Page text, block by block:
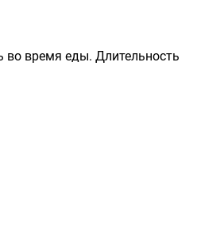
во время еды. Длительность